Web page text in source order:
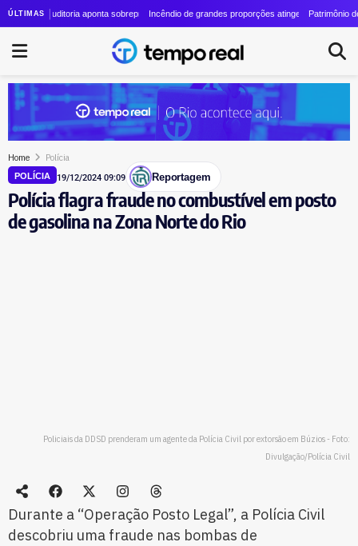
ÚLTIMAS
quase 24 vezes em quatro anos
auditoria aponta sobrepreço de R$ 20 milhões em contrato de R$ 56 milhões
Incêndio de grandes proporções atinge o Parque Estadual do
Patrimônio de Lauro
Home Polícia
POLÍCIA 19/12/2024 09:09 Reportagem
Polícia flagra fraude no combustível em posto
de gasolina na Zona Norte do Rio
Policiais da DDSD prenderam um agente da Polícia Civil por extorsão em Búzios - Foto:
Divulgação/Polícia Civil
Durante a “Operação Posto Legal”, a Polícia Civil
descobriu uma fraude nas bombas de